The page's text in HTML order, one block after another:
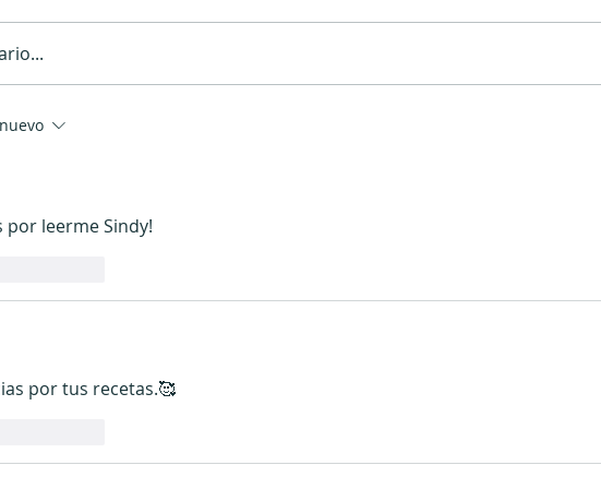
por leerme Sindy!
por tus recetas.🥰